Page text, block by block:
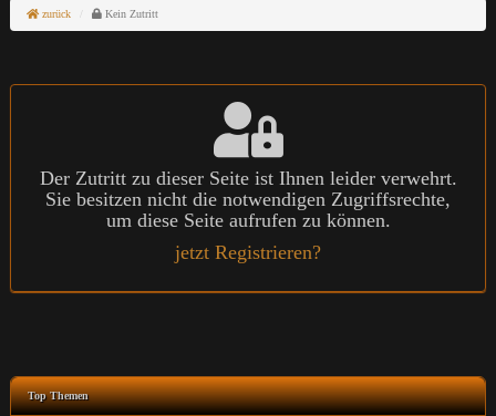
zurück Kein Zutritt
Der Zutritt zu dieser Seite ist Ihnen leider verwehrt.
Sie besitzen nicht die notwendigen Zugriffsrechte,
um diese Seite aufrufen zu können.
jetzt Registrieren?
Top Themen